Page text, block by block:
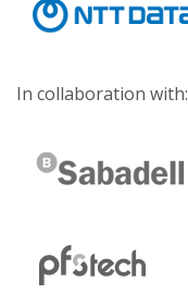
In collaboration with: